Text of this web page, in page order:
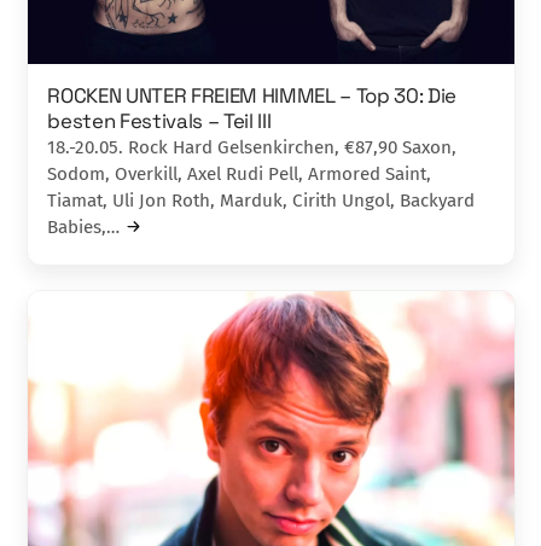
ROCKEN UNTER FREIEM HIMMEL – Top 30: Die
besten Festivals – Teil III
18.-20.05. Rock Hard Gelsenkirchen, €87,90 Saxon,
Sodom, Overkill, Axel Rudi Pell, Armored Saint,
Tiamat, Uli Jon Roth, Marduk, Cirith Ungol, Backyard
Babies,…